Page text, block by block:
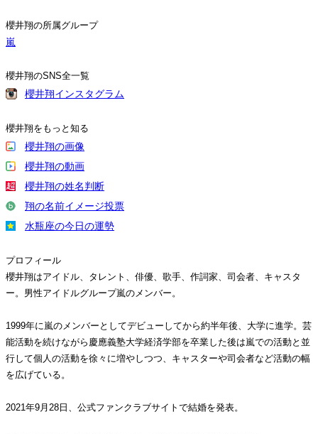
櫻井翔の所属グループ
嵐
櫻井翔のSNS全一覧
櫻井翔インスタグラム
櫻井翔をもっと知る
櫻井翔の画像
櫻井翔の動画
櫻井翔の姓名判断
翔の名前イメージ投票
水瓶座の今日の運勢
プロフィール
櫻井翔はアイドル、タレント、俳優、歌手、作詞家、司会者、キャスタ
ー。男性アイドルグループ嵐のメンバー。
1999年に嵐のメンバーとしてデビューしてから約半年後、大学に進学。芸
能活動を続けながら慶應義塾大学経済学部を卒業した後は嵐での活動と並
行して個人の活動を徐々に増やしつつ、キャスターや司会者など活動の幅
を広げている。
2021年9月28日、公式ファンクラブサイトで結婚を発表。